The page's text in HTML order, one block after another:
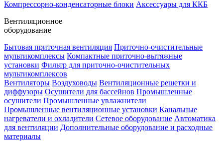
Компрессорно-конденсаторные блоки Аксессуары для ККБ
Вентиляционное
оборудование
Бытовая приточная вентиляция Приточно-очистительные
мультикомплексы Компактные приточно-вытяжные
установки Фильтр для приточно-очистительных
мультикомплексов
Вентиляторы Воздуховоды Вентиляционные решетки и
диффузоры Осушители для бассейнов Промышленные
осушители Промышленные увлажнители
Промышленные вентиляционные установки Канальные
нагреватели и охладители Сетевое оборудование Автоматика
для вентиляции Дополнительные оборудование и расходные
материалы